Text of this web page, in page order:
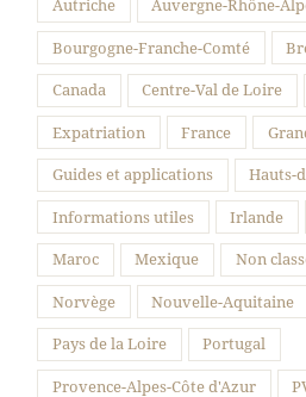
Autriche Auvergne-Rhône-
Bourgogne-Franche-Comté
Canada Centre-Val de Loire
Expatriation France
Guides et applications Hauts-
Informations utiles Irlande
Maroc Mexique Non
Norvège Nouvelle-Aquitaine
Pays de la Loire Portugal
Provence-Alpes-Côte d'Azur